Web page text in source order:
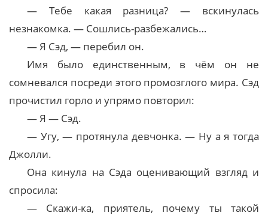
— Тебе какая разница? — вскинулась
незнакомка. — Сошлись-разбежались…
— Я Сэд, — перебил он.
Имя было единственным, в чём он не
сомневался посреди этого промозглого мира. Сэд
прочистил горло и упрямо повторил:
— Я — Сэд.
— Угу, — протянула девчонка. — Ну а я тогда
Джолли.
Она кинула на Сэда оценивающий взгляд и
спросила:
— Скажи-ка, приятель, почему ты такой